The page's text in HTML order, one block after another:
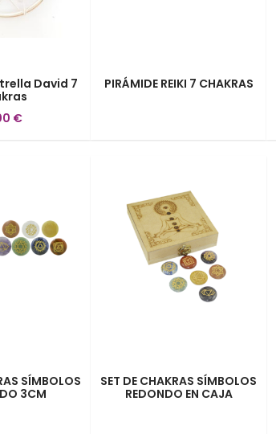
David 7
€
PIRÁMIDE REIKI 7 CHAKRAS
SÍMBOLOS
3CM
SET DE CHAKRAS SÍMBOLOS
REDONDO EN CAJA